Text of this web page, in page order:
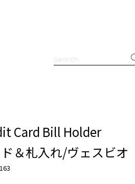
Card Bill Holder
＆札入れ/ヴェスビオ